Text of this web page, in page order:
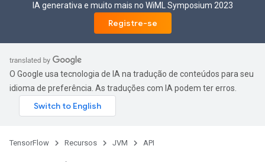
IA generativa e muito mais no WiML Symposium 2023
Registre-se
O Google usa tecnologia de IA na tradução de conteúdos para seu
idioma de preferência. As traduções com IA podem ter erros.
TensorFlow Recursos JVM API